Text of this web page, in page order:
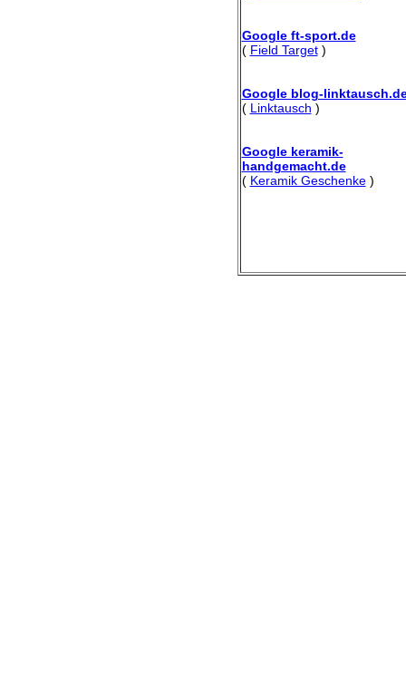
Google ft-sport.de
( Field Target)
Google blog-
( Linktausch )
Google keramik-
handgemacht.de
( Keramik Geschenke)